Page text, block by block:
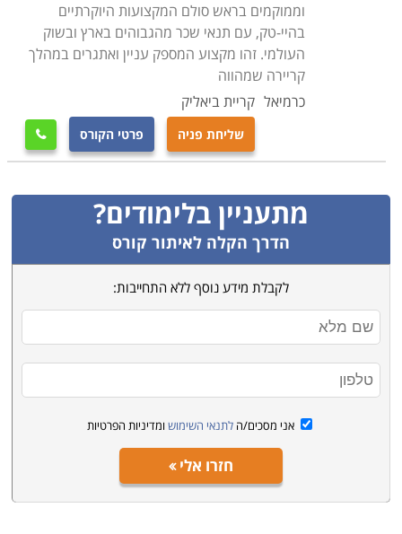
וממוקמים בראש סולם המקצועות היוקרתיים
בהיי-טק, עם תנאי שכר מהגבוהים בארץ ובשוק
העולמי. זהו מקצוע המספק עניין ואתגרים במהלך
קריירה שמהווה
כרמיאל קריית ביאליק
שליחת פניה פרטי הקורס 
מתעניין בלימודים?
הדרך הקלה לאיתור קורס
לקבלת מידע נוסף ללא התחייבות:
אני מסכים/ה לתנאי השימוש ומדיניות הפרטיות
חזרו אלי